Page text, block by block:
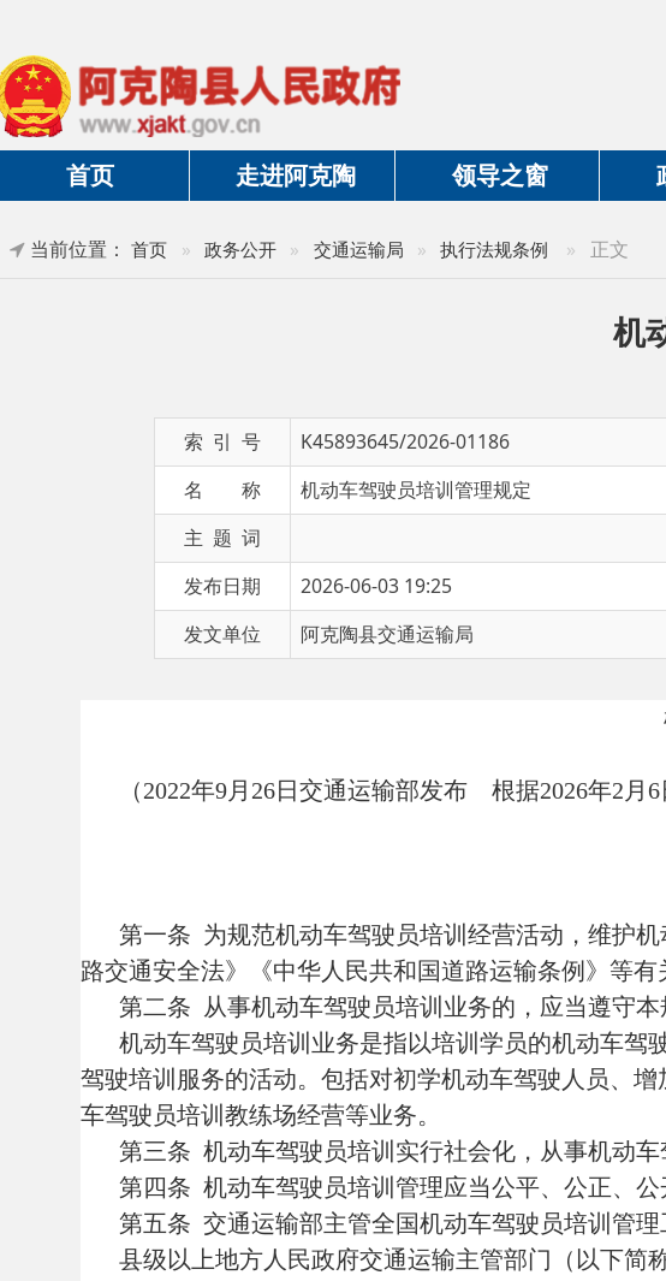
首页 走进阿克陶 领导之窗 政务公开
名 称
机动车驾驶员培训管理规定
主 题 词
发布日期
2026-06-03 19:25
发文单位
阿克陶县交通运输局
机动车
路交通安全法》《中华人民共和国道路运输条例》等有关法律
机动车驾驶员培训业务是指以培训学员的机动车驾驶能力
驾驶培训服务的活动。包括对初学机动车驾驶人员、增加准
车驾驶员培训教练场经营等业务。
第三条机动车驾驶员培训实行社会化，从事机动车驾驶员
第四条机动车驾驶员培训管理应当公平、公正、公开和便
第五条交通运输部主管全国机动车驾驶员培训管理工作。
县级以上地方人民政府交通运输主管部门（以下简称交通
第
第六条 机动车驾驶员培训依据经营项目、培训能力和培训内
机动车驾驶员培训业务根据经营项目分为普通机动车驾驶